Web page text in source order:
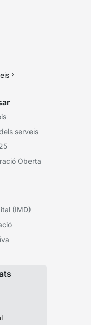
serveis
Oberta
(IMD)